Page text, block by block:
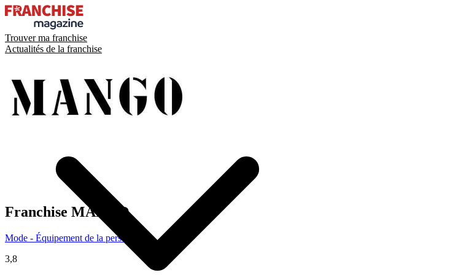
Trouver ma franchise
Actualités de la franchise
Franchise MANGO
Mode - Équipement de la personne
3,8